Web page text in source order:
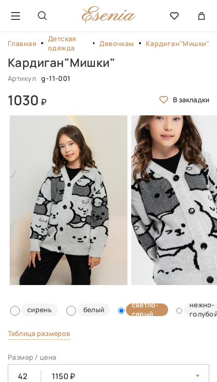
Главная
Детская
одежда
Девочкам Кардиган"Мишки"
Кардиган"Мишки"
Артикул g-11-001
1030
сирень белый
светло-
серый
нежно-
Таблица размеров
Размер / цена
42 1150